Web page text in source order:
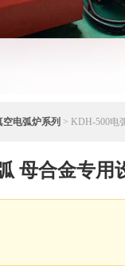
空电弧炉系列 > KDH-500电
母合金专用